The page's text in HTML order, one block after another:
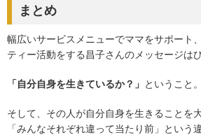
まとめ
幅広いサービスメニューでママをサポート
ティー活動をする昌子さんのメッセージはひ
「自分自身を生きているか？」 ということ。
そして、その人が自分自身を生きることを
「みんなそれぞれ違って当たり前」という